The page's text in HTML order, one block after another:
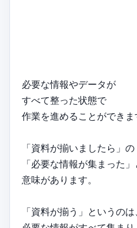
必要な情報やデータが
すべて整った状態で
作業を進めることができま
「資料が揃いましたら」
「必要な情報が集まった」
意味があります。
「資料が揃う」というのは